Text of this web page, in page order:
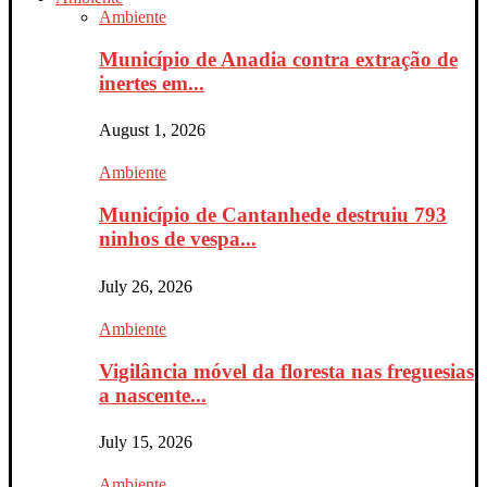
Ambiente
Município de Anadia contra extração de
inertes em...
August 1, 2026
Ambiente
Município de Cantanhede destruiu 793
ninhos de vespa...
July 26, 2026
Ambiente
Vigilância móvel da floresta nas freguesias
a nascente...
July 15, 2026